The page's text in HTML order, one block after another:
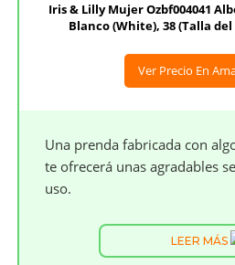
Iris & Lilly Mujer Ozbf004041
Blanco (White), 38 (Talla
Ver Precio En
Una prenda fabricada con
te ofrecerá unas agradables
uso.
LEER MÁS